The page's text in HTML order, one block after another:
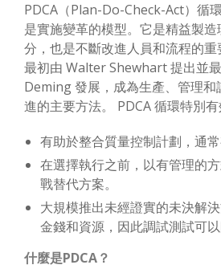
PDCA（Plan-Do-Check-Act）循
是實施變革的模型。它是精益製
分，也是不斷改進人員和流程的重
最初由 Walter Shewhart 提出並
Deming 發展，成為生產、管理和
進的主要方法。 PDCA 循環特別有
有助於整合質量控制計劃，通常
在選擇執行之前，以有管理的
戰替代方案。
大規模推出未經證實的未決解
金錢和資源，因此調試測試可以
什麼是PDCA？